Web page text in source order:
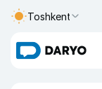
Toshkent